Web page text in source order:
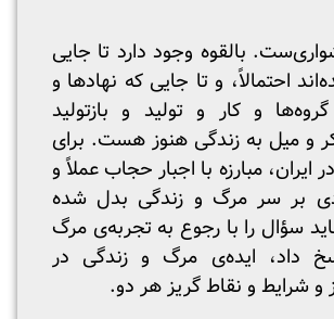
بالقوه وجود دارد تا جایی
احتمالاً، و تا جایی که نهادها و
و کار و تولید و بازتولید
و میل به زندگی هنوز هست. برای
ایران، مبارزه‌ با اجبار حجاب عملاً و
بر سر مرگ و زندگی بدل شده
سؤال را با رجوع به تجربه‌ی مرگ
داد، ایده‌ی مرگ و زندگی در
شرایط و نقاط گریز هر دو.